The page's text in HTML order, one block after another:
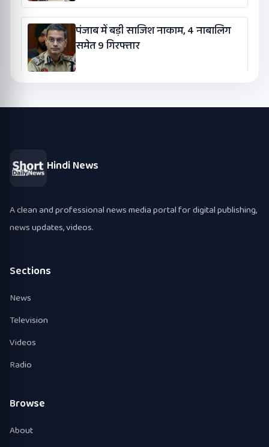
पंजाब में बड़ी साजिश नाकाम, 4 नाबालिग
समेत 9 गिरफ्तार
Hindi News
A clean and professional news media portal for digital publishing,
news updates, videos.
Sections
News
Television
Videos
Radio
Browse
About